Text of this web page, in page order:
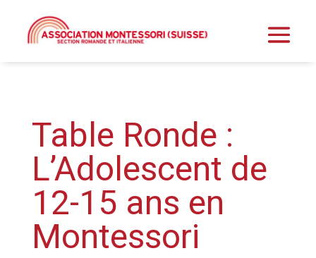
Table Ronde :
L’Adolescent de
12-15 ans en
Montessori